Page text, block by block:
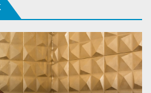
FOTÓSTÚDIÓ TESZTEK